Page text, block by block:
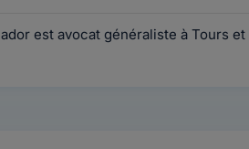
est avocat généraliste à Tours